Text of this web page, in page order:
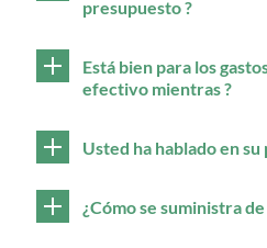
presupuesto ?
Está bien para los
efectivo mientras ?
Usted ha hablado en
¿Cómo se suministra